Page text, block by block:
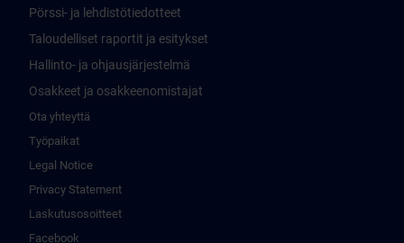
Pörssi- ja lehdistötiedotteet
Taloudelliset raportit ja esitykset
Hallinto- ja ohjausjärjestelmä
Osakkeet ja osakkeenomistajat
Ota yhteyttä
Työpaikat
Legal Notice
Privacy Statement
Laskutusosoitteet
Facebook